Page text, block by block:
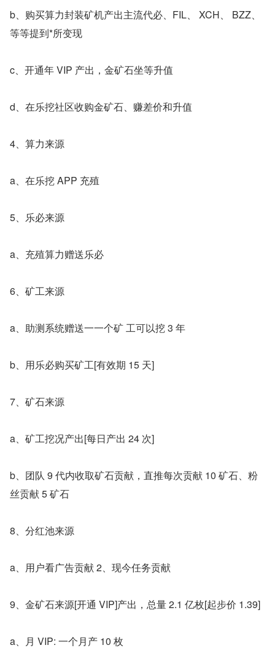
b、购买算力封装矿机产出主流代必、FIL、 XCH、 BZZ、
等等提到*所变现
c、开通年 VIP 产出，金矿石坐等升值
d、在乐挖社区收购金矿石、赚差价和升值
4、算力来源
a、在乐挖 APP 充殖
5、乐必来源
a、充殖算力赠送乐必
6、矿工来源
a、助测系统赠送一一个矿 工可以挖 3 年
b、用乐必购买矿工[有效期 15 天]
7、矿石来源
a、矿工挖况产出[每日产出 24 次]
b、团队 9 代内收取矿石贡献，直推每次贡献 10 矿石、粉
丝贡献 5 矿石
8、分红池来源
a、用户看广告贡献 2、现今任务贡献
9、金矿石来源[开通 VIP]产出，总量 2.1 亿枚[起步价 1.39]
a、月 VIP: 一个月产 10 枚